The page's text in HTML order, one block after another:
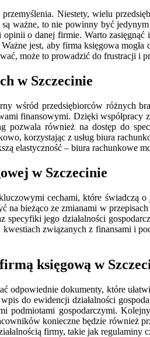
Niestety, wielu
ważne, to nie powinny być
o danej firmie. Warto
jest, aby firma księgowa
może to prowadzić do frustracji i
w Szczecinie
wśród przedsiębiorców różnych
finansowymi. Dzięki
pozwala również na dostęp do
korzystając z usług biura
elastyczność – biura rachunkowe
w Szczecinie
cechami, które świadczą
bieżąco ze zmianami w
specyfiki jego działalności
związanych z finansami i
księgową w
dokumenty, które
do ewidencji działalności
podmiotami gospodarczymi.
konieczne będzie również
firmy, takie jak regulaminy